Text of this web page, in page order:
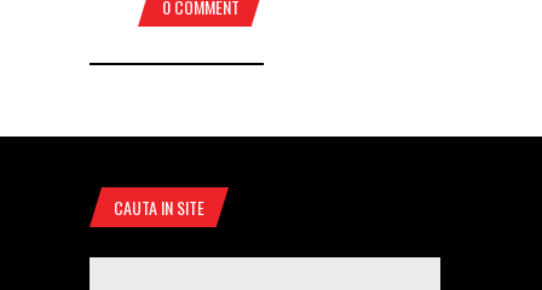
0 COMMENT
CAUTA IN SITE